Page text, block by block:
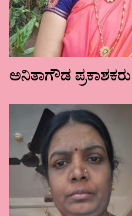
ಅನಿತಾಗೌಡ ಪ್ರಕಾಶಕರು